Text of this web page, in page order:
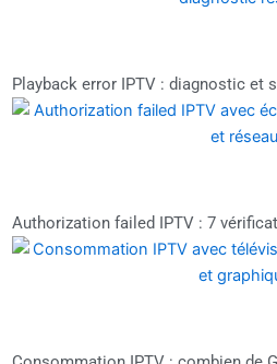
Playback error IPTV : diagnostic et
Authorization failed IPTV : 7